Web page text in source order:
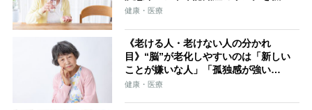
させる研究データ
健康・医療
《老ける人・老けない人の分かれ
目》“脳”が老化しやすいのは「新しい
ことが嫌いな人」「孤独感が強い
人」 記憶を引き出す“アウトプッ
健康・医療